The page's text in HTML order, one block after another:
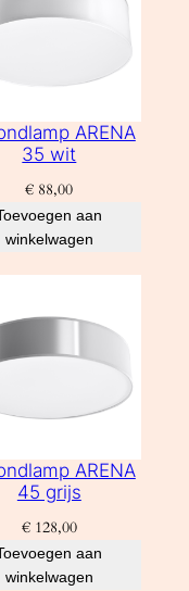
ARENA
35 wit
€ 88,00
aan
winkelwagen
ARENA
45 grijs
€128,00
aan
winkelwagen